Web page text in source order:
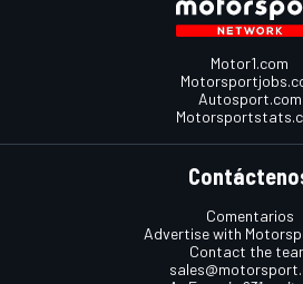
Motor1.com
Autosport.com
Comentarios
Advertise with
Contact the